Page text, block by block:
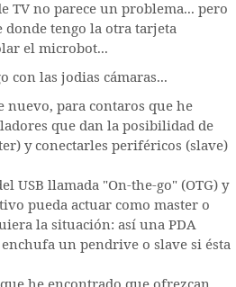
TV no parece un problema... pero
tengo la otra tarjeta
el microbot...
con las jodias cámaras...
nuevo, para contaros que he
que dan la posibilidad de
y conectarles periféricos (slave)
USB llamada "On-the-go" (OTG) y
pueda actuar como master o
la situación: así una PDA
un pendrive o slave si ésta